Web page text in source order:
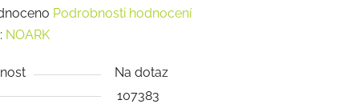
Podrobnosti hodnocení
NOARK
Na dotaz
107383